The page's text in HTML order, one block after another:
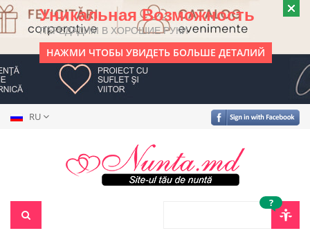
Уникальная Возможность
ПЕРЕДАДИМ В ХОРОШИЕ РУКИ
НАЖМИ ЧТОБЫ УВИДЕТЬ БОЛЬШЕ ДЕТАЛИЙ
RU
?